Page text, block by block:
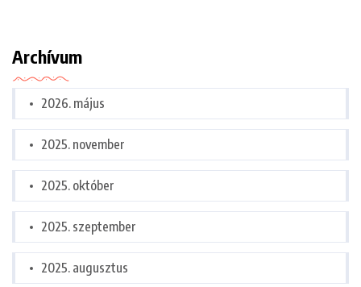
Archívum
2026. május
2025. november
2025. október
2025. szeptember
2025. augusztus